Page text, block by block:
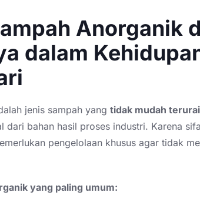
Anorganik
dalam
jenis sampah yang tidak mudah
dari bahan hasil proses industri. Karena
pengelolaan khusus agar tidak
yang paling umum: